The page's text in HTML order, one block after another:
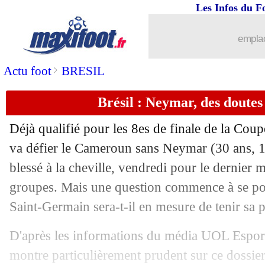
Actu foot> BRESIL
Les Infos du
Brésil : Neymar, des
Déjà qualifié pour les 8es de finale de la
va défier le Cameroun sans Neymar (30 ans,
blessé à la cheville, vendredi pour le dernier
groupes. Mais une question commence à se
Saint-Germain sera-t-il en mesure de tenir sa
D'après les informations du média UOL
montre particulièrement prudent sur ce
: Riolo voit déjà les Bleus en
01/12 West Ham: son avenir, Rice met la
01/12 Portugal: Ronaldo, Santos maintient
Man Utd: Fernandes surveillé par le
01/12 PSG : les bons souvenirs de
01/12 OM: Gerson, Flamengo reste à
01/12 EdF: la Pologne, Di Meco voit un
01/12 VIDEO: Mbappé, l'UEFA chambre